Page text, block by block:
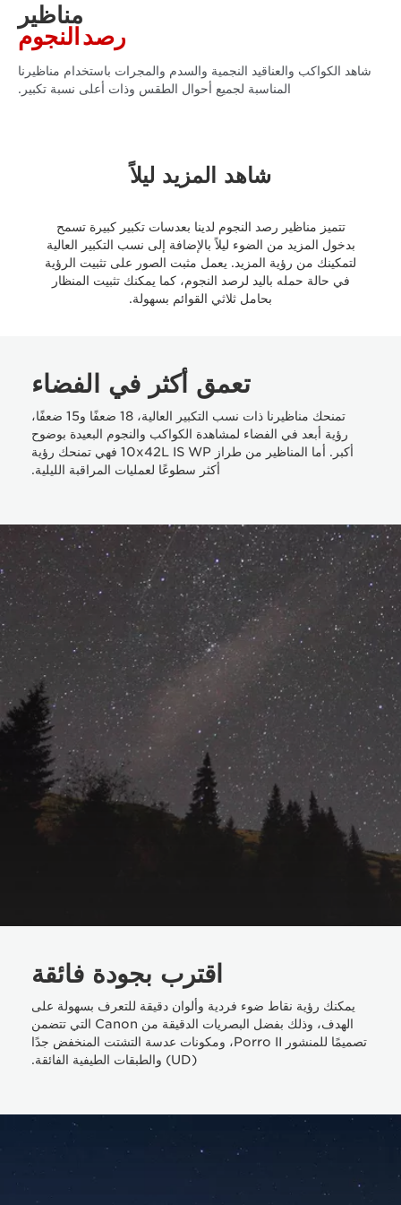
مناظير
رصد النجوم
شاهد الكواكب والعناقيد النجمية والسدم والمجرات باستخدام مناظيرنا
المناسبة لجميع أحوال الطقس وذات أعلى نسبة تكبير.
شاهد المزيد ليلاً
تتميز مناظير رصد النجوم لدينا بعدسات تكبير كبيرة تسمح
بدخول المزيد من الضوء ليلاً بالإضافة إلى نسب التكبير العالية
لتمكينك من رؤية المزيد. يعمل مثبت الصور على تثبيت الرؤية
في حالة حمله باليد لرصد النجوم، كما يمكنك تثبيت المنظار
بحامل ثلاثي القوائم بسهولة.
تعمق أكثر في الفضاء
تمنحك مناظيرنا ذات نسب التكبير العالية، 18 ضعفًا و15 ضعفًا،
رؤية أبعد في الفضاء لمشاهدة الكواكب والنجوم البعيدة بوضوح
أكبر. أما المناظير من طراز 10x42L IS WP فهي تمنحك رؤية
أكثر سطوعًا لعمليات المراقبة الليلية.
اقترب بجودة فائقة
يمكنك رؤية نقاط ضوء فردية وألوان دقيقة للتعرف بسهولة على
الهدف، وذلك بفضل البصريات الدقيقة من Canon التي تتضمن
تصميمًا للمنشور Porro II، ومكونات عدسة التشتت المنخفض جدًا
(UD) والطبقات الطيفية الفائقة.